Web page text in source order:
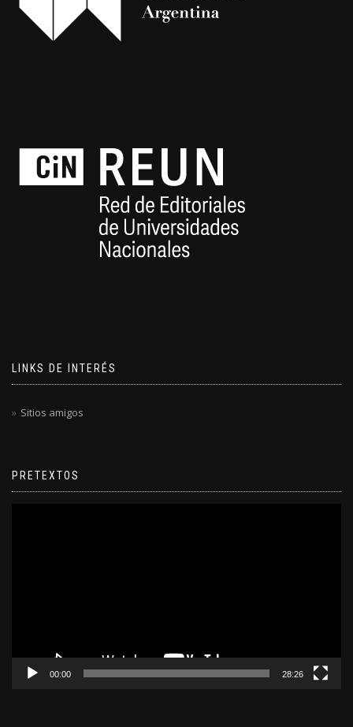
LINKS DE INTERÉS
Sitios amigos
PRETEXTOS
00:00 28:26